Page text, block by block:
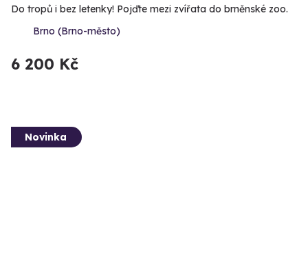
Do tropů i bez letenky! Pojďte mezi zvířata do brněnské zoo.
Brno (Brno-město)
6 200 Kč
Novinka